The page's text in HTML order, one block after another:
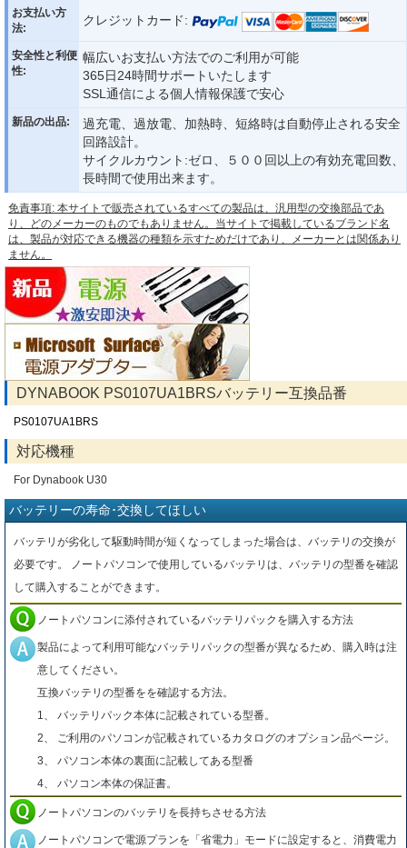
お支払い方
法:
クレジットカード:
安全性と利便
性:
幅広いお支払い方法でのご利用が可能
365日24時間サポートいたします
SSL通信による個人情報保護で安心
新品の出品:
過充電、過放電、加熱時、短絡時は自動停止される安全
回路設計。
サイクルカウント:ゼロ、５００回以上の有効充電回数、
長時間で使用出来ます。
免責事項: 本サイトで販売されているすべての製品は、汎用型の交換部品であ
り、どのメーカーのものでもありません。当サイトで掲載しているブランド名
は、製品が対応できる機器の種類を示すためだけであり、メーカーとは関係あり
ません。
DYNABOOK PS0107UA1BRSバッテリー互換品番
PS0107UA1BRS
対応機種
For Dynabook U30
バッテリーの寿命･交換してほしい
バッテリが劣化して駆動時間が短くなってしまった場合は、バッテリの交換が
必要です。 ノートパソコンで使用しているバッテリは、バッテリの型番を確認
して購入することができます。
ノートパソコンに添付されているバッテリパックを購入する方法
製品によって利用可能なバッテリパックの型番が異なるため、購入時は注
意してください。
互換バッテリの型番をを確認する方法。
1、 バッテリパック本体に記載されている型番。
2、 ご利用のパソコンが記載されているカタログのオプション品ページ。
3、 パソコン本体の裏面に記載してある型番
4、 パソコン本体の保証書。
ノートパソコンのバッテリを長持ちさせる方法
ノートパソコンで電源プランを「省電力」モードに設定すると、消費電力